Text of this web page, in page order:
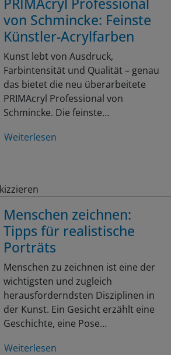
PRIMAcryl Professional
von Schmincke: Feinste
Künstler-Acrylfarben
Kunst lebt von Ausdruck,
Farbintensität und Qualität – genau
das bietet die neu überarbeitete
PRIMAcryl Professional von
Schmincke. Die feinste…
Weiterlesen
Menschen zeichnen:
Tipps für realistische
Porträts
Menschen zu zeichnen ist eine der
wichtigsten und zugleich
herausforderndsten Disziplinen in
der Kunst. Ein Gesicht erzählt eine
Geschichte, eine Pose…
Weiterlesen